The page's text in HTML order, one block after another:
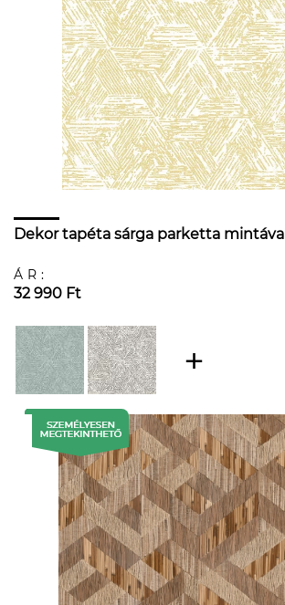
Dekor tapéta sárga parketta mintával
ÁR:
32 990 Ft